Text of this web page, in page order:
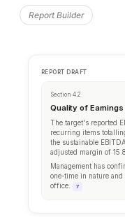
Workstream
Commercial
Report Builder